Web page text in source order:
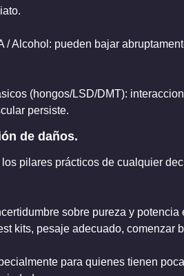
Alcohol: pueden bajar
(hongos/LSD/DMT):
persiste.
de daños.
pilares prácticos de cualquier
sobre pureza y potencia
kits, pesaje adecuado, comenzar
para quienes tienen poca